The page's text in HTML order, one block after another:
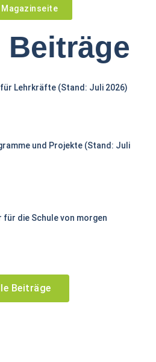
Magazinseite
Beiträge
Lehrkräfte (Stand: Juli 2026)
und Projekte (Stand: Juli
die Schule von morgen
Beiträge